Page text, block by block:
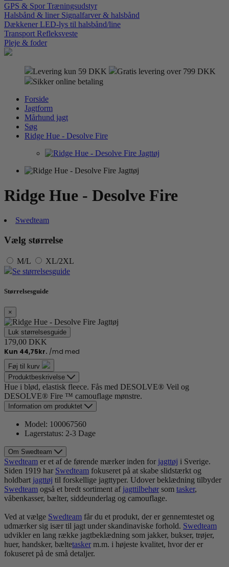
GPS & Spor Træningsudstyr
Halsbånd & liner Signalfarver & halsbånd
Dækkener LED-lys til halsbånd/line
Transport Refleksveste
Pleje & foder
Levering kun 59 DKK
Gratis levering over 799 DKK
Sikker online betaling
Forside
Jagtform
Mårhund jagt
Søg
Ridge Hue - Desolve Fire
Ridge Hue - Desolve Fire
Swedteam
Vælg størrelse
M/L
XL/2XL
Se størrelsesguide
Størrelsesguide
×
Luk størrelsesguide
179,00 DKK
Føj til kurv
Produktbeskrivelse
Hue i blød, elastisk fleece. Fås med DESOLVE® Veil og
DESOLVE® Fire ™ camouflage mønstre.
Information om produktet
Model: 100067560
Lagerstatus: 2-3 Dage
Om Swedteam
Swedteam er et af de førende mærker inden for jagttøj i Sverige.
Siden 1919 har Swedteam fokuseret på at skabe slidstærkt og
holdbart jagttøj til forskellige jagttyper. Udover beklædning tilbyder
Swedteam også et bredt sortiment af jagttilbehør som tasker,
våbenkasser, bælter, siddeunderlag og camouflage.
Ved at vælge Swedteam får du et produkt, der er gennemtestet og
udmærker sig især til jagt under skandinaviske forhold. Swedteam
udvikler en lang række jagtbeklædning som jakker, bukser, trøjer,
huer, handsker, bæltetasker m.m. i højeste kvalitet, hvor der er
fokuseret på de små detaljer.